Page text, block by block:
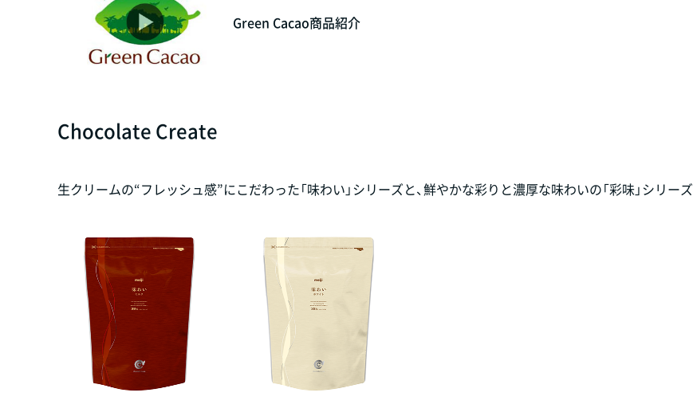
Green Cacao商品紹介
Chocolate Create
生クリームの“フレッシュ感”にこだわった「味わい」シリーズと、鮮やかな彩りと濃厚な味わいの「彩味」シリーズ